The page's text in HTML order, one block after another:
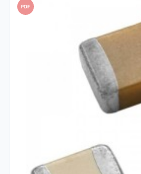
PDF